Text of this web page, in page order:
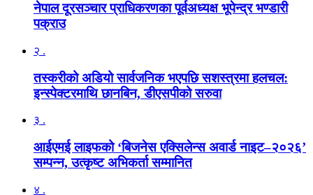
नेपाल दूरसञ्चार प्राधिकरणका पूर्वअध्यक्ष भूपेन्द्र भण्डारी
पक्राउ
२ .
तस्करीको अडियो सार्वजनिक भएपछि सशस्त्रमा हलचल:
इन्स्पेक्टरमाथि छानबिन, डीएसपीको सरुवा
३ .
आईएमई लाइफको ‘बिजनेस एक्सिलेन्स अवार्ड नाइट–२०२६’
सम्पन्न, उत्कृष्ट अभिकर्ता सम्मानित
४ .